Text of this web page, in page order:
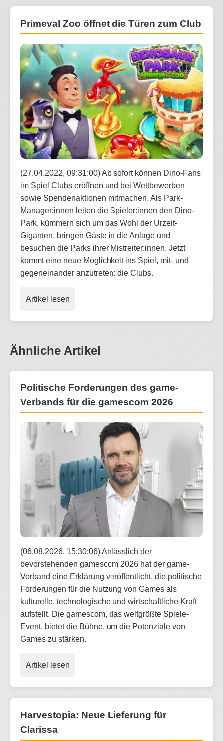
Primeval Zoo öffnet die Türen zum Club
(27.04.2022, 09:31:00) Ab sofort können Dino-Fans
im Spiel Clubs eröffnen und bei Wettbewerben
sowie Spendenaktionen mitmachen. Als Park-
Manager:innen leiten die Spieler:innen den Dino-
Park, kümmern sich um das Wohl der Urzeit-
Giganten, bringen Gäste in die Anlage und
besuchen die Parks ihrer Mistreiter:innen. Jetzt
kommt eine neue Möglichkeit ins Spiel, mit- und
gegeneinander anzutreten: die Clubs.
Artikel lesen
Ähnliche Artikel
Politische Forderungen des game-
Verbands für die gamescom 2026
(06.08.2026, 15:30:06) Anlässlich der
bevorstehenden gamescom 2026 hat der game-
Verband eine Erklärung veröffentlicht, die politische
Forderungen für die Nutzung von Games als
kulturelle, technologische und wirtschaftliche Kraft
aufstellt. Die gamescom, das weltgrößte Spiele-
Event, bietet die Bühne, um die Potenziale von
Games zu stärken.
Artikel lesen
Harvestopia: Neue Lieferung für
Clarissa